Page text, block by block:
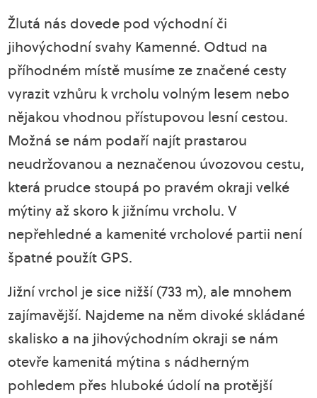
Žlutá nás dovede pod východní či
jihovýchodní svahy Kamenné. Odtud na
příhodném místě musíme ze značené cesty
vyrazit vzhůru k vrcholu volným lesem nebo
nějakou vhodnou přístupovou lesní cestou.
Možná se nám podaří najít prastarou
neudržovanou a neznačenou úvozovou cestu,
která prudce stoupá po pravém okraji velké
mýtiny až skoro k jižnímu vrcholu. V
nepřehledné a kamenité vrcholové partii není
špatné použít GPS.
Jižní vrchol je sice nižší (733 m), ale mnohem
zajímavější. Najdeme na něm divoké skládané
skalisko a na jihovýchodním okraji se nám
otevře kamenitá mýtina s nádherným
pohledem přes hluboké údolí na protější